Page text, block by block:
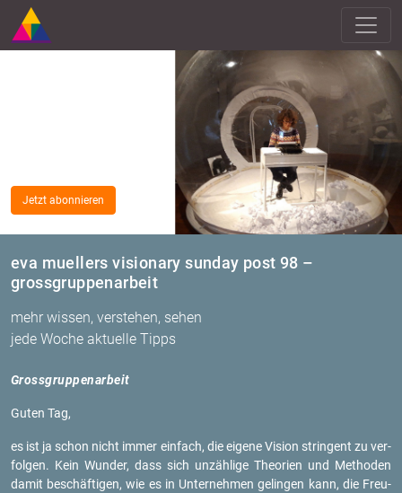
eva muellers visionary sunday post 98 –
grossgruppenarbeit
mehr wissen, verstehen, sehen
jede Woche aktuelle Tipps
Jetzt abonnieren
Gross­grup­pen­ar­beit
Guten Tag,
es ist ja schon nicht immer ein­fach, die ei­ge­ne Vi­si­on strin­gent zu ver­
fol­gen. Kein Wun­der, dass sich un­zäh­li­ge Theo­ri­en und Me­tho­den
damit be­schäf­ti­gen, wie es in Un­ter­neh­men ge­lin­gen kann, die Freu­